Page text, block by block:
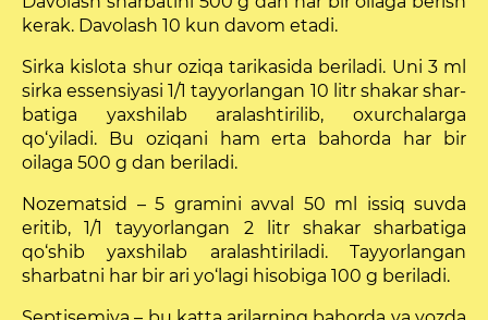
kerak. Davolash 10 kun davom etadi.
Sirka kislota shur oziqa tarikasida beriladi. Uni 3 ml
sirka essensiyasi 1/1 tayyorlangan 10 litr shakar shar­
batiga yaxshilab aralashtirilib, oxurchalarga
qo‘yiladi. Bu oziqani ham erta bahorda har bir
oilaga 500 g dan be­riladi.
Nozematsid – 5 gramini avval 50 ml issiq suvda
eritib, 1/1 tayyorlangan 2 litr shakar sharbatiga
qo‘shib yaxshi­lab aralashtiriladi. Tayyorlangan
sharbatni har bir ari yo‘lagi hisobiga 100 g beriladi.